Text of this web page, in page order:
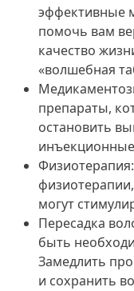
эффективные
помочь вам
качество
«волшебная
препараты,
остановить
могут
Пересадка
быть
Замедлить
и сохранить